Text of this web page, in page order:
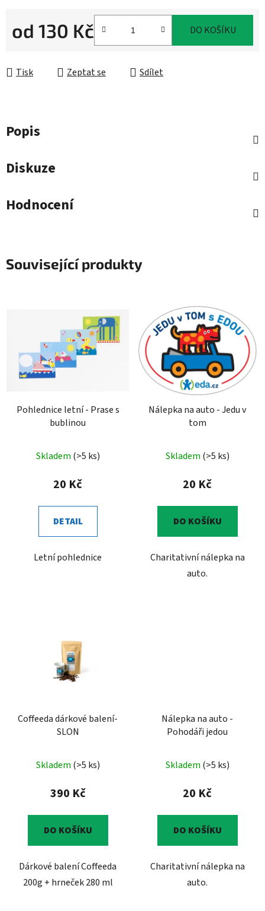
od 130 Kč DO KOŠÍKU
Tisk Zeptat se Sdílet
Popis
Diskuze
Hodnocení
Související produkty
Pohlednice letní - Prase s
bublinou
Skladem (>5 ks)
20 Kč
DETAIL
Letní pohlednice
Nálepka na auto - Jedu v
tom
Skladem (>5 ks)
20 Kč
DO KOŠÍKU
Charitativní nálepka na
auto.
Coffeeda dárkové balení-
SLON
Skladem (>5 ks)
390 Kč
DO KOŠÍKU
Dárkové balení Coffeeda
200g + hrneček 280 ml
Nálepka na auto -
Pohodáři jedou
Skladem (>5 ks)
20 Kč
DO KOŠÍKU
Charitativní nálepka na
auto.